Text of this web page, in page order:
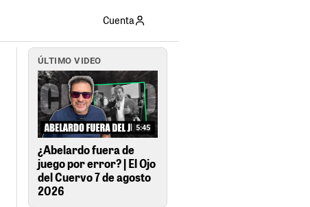
Cuenta
ÚLTIMO VIDEO
5:45
¿Abelardo fuera de
juego por error? | El Ojo
del Cuervo 7 de agosto
2026